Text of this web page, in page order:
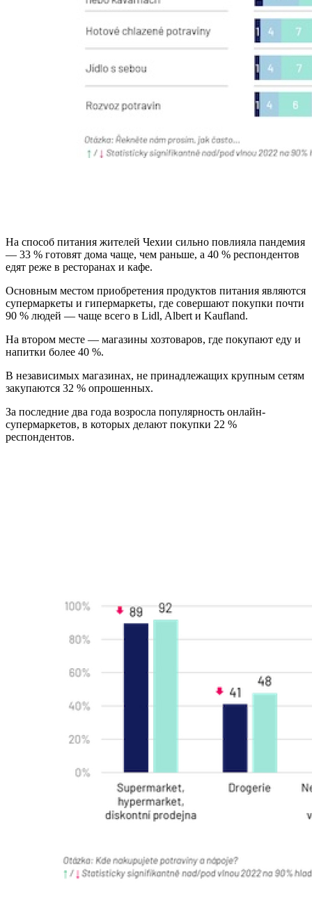
На способ питания жителей Чехии сильно повлияла пандемия
— 33 % готовят дома чаще, чем раньше, а 40 % респондентов
едят реже в ресторанах и кафе.
Основным местом приобретения продуктов питания являются
супермаркеты и гипермаркеты, где совершают покупки почти
90 % людей — чаще всего в Lidl, Albert и Kaufland.
На втором месте — магазины хозтоваров, где покупают еду и
напитки более 40 %.
В независимых магазинах, не принадлежащих крупным сетям
закупаются 32 % опрошенных.
За последние два года возросла популярность онлайн-
супермаркетов, в которых делают покупки 22 %
респондентов.